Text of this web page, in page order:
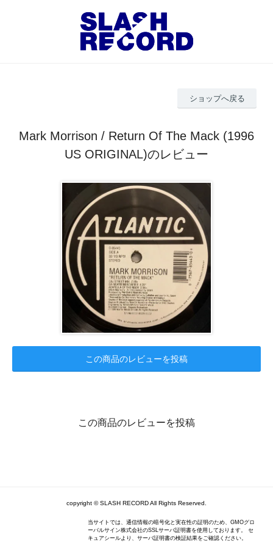
ショップへ戻る
Mark Morrison / Return Of The Mack (1996
US ORIGINAL)のレビュー
この商品のレビューを投稿
この商品のレビューを投稿
copyright © SLASH RECORD All Rights Reserved.
当サイトでは、通信情報の暗号化と実在性の証明のため、GMOグロ
ーバルサイン株式会社のSSLサーバ証明書を使用しております。 セ
キュアシールより、サーバ証明書の検証結果をご確認ください。